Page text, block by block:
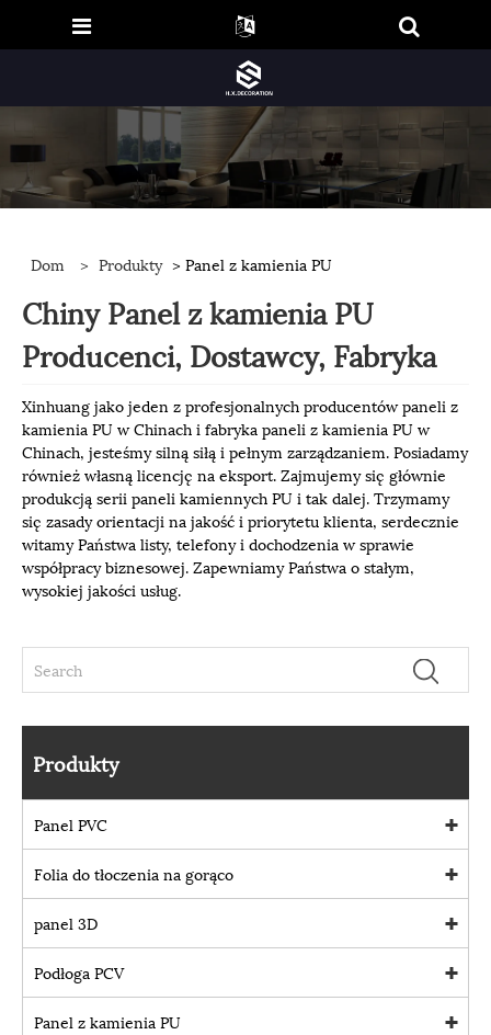
Dom > Produkty > Panel z kamienia PU
Chiny Panel z kamienia PU
Producenci, Dostawcy, Fabryka
Xinhuang jako jeden z profesjonalnych producentów paneli z
kamienia PU w ​​Chinach i fabryka paneli z kamienia PU w ​​
Chinach, jesteśmy silną siłą i pełnym zarządzaniem. Posiadamy
również własną licencję na eksport. Zajmujemy się głównie
produkcją serii paneli kamiennych PU i tak dalej. Trzymamy
się zasady orientacji na jakość i priorytetu klienta, serdecznie
witamy Państwa listy, telefony i dochodzenia w sprawie
współpracy biznesowej. Zapewniamy Państwa o stałym,
wysokiej jakości usług.
Produkty
Panel PVC
Folia do tłoczenia na gorąco
panel 3D
Podłoga PCV
Panel z kamienia PU